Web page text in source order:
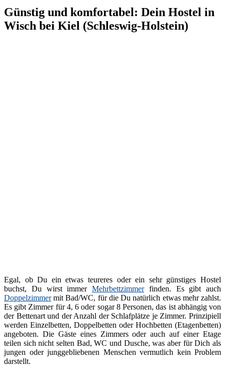
Günstig und komfortabel: Dein Hostel in
Wisch bei Kiel (Schleswig-Holstein)
Egal, ob Du ein etwas teureres oder ein sehr günstiges Hostel
buchst, Du wirst immer Mehrbettzimmerfinden. Es gibt auch
Doppelzimmermit Bad/WC, für die Du natürlich etwas mehr zahlst.
Es gibt Zimmer für 4, 6 oder sogar 8 Personen, das ist abhängig von
der Bettenart und der Anzahl der Schlafplätze je Zimmer. Prinzipiell
werden Einzelbetten, Doppelbetten oder Hochbetten (Etagenbetten)
angeboten. Die Gäste eines Zimmers oder auch auf einer Etage
teilen sich nicht selten Bad, WC und Dusche, was aber für Dich als
jungen oder junggebliebenen Menschen vermutlich kein Problem
darstellt.